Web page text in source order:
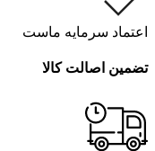
اعتماد سرمایه ماست
تضمین اصالت کالا